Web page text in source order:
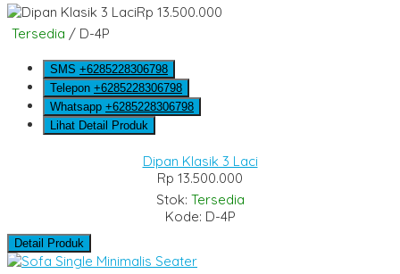
Rp 13.500.000
Tersedia / D-4P
SMS +6285228306798
Telepon +6285228306798
Whatsapp +6285228306798
Lihat Detail Produk
Dipan Klasik 3 Laci
Rp 13.500.000
Stok: Tersedia
Kode: D-4P
Detail Produk